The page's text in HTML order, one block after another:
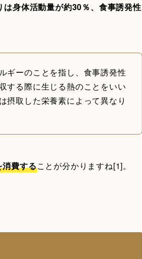
身体活動量が約30％、食事誘発性
ギーのことを指し、食事誘発性
する際に生じる熱のことをいい
摂取した栄養素によって異なり
消費することが分かりますね[1]。